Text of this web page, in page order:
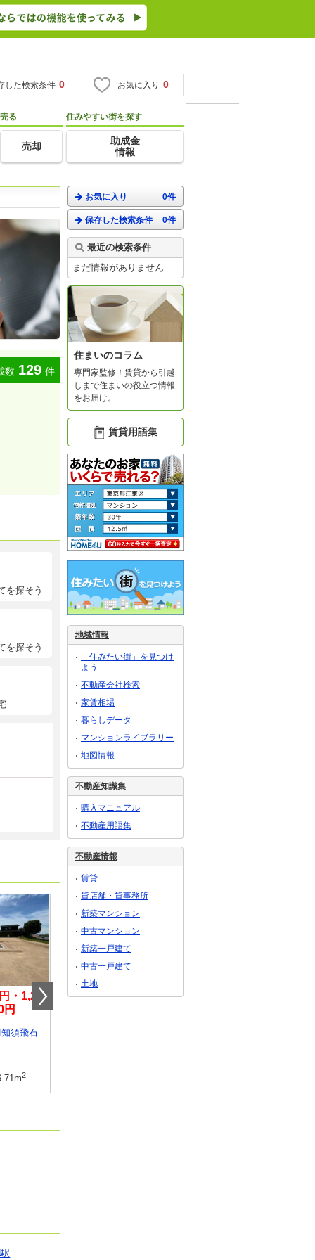
した検索条件 0 お気に入り 0
売る
売却
住みやすい街を探す
助成金
情報
数 129 件
を探そう
を探そう
・1,259
円
須飛石
2・263.54m
690万円
お気に入り 0件
保存した検索条件 0件
最近の検索条件
まだ情報がありません
住まいのコラム
専門家監修！賃貸から引越
しまで住まいの役立つ情報
をお届け。
賃貸用語集
地域情報
「住みたい街」を見つけ
よう
不動産会社検索
家賃相場
暮らしデータ
マンションライブラリー
地図情報
不動産知識集
購入マニュアル
不動産用語集
不動産情報
賃貸
貸店舗・貸事務所
新築マンション
中古マンション
新築一戸建て
中古一戸建て
土地